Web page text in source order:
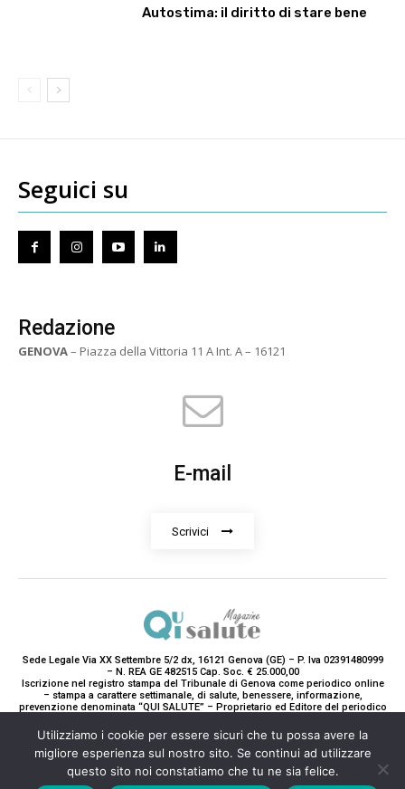
Autostima: il diritto di stare bene
Seguici su
Redazione
GENOVA– Piazza della Vittoria 11 A Int. A – 16121
E-mail
Scrivici
Sede Legale Via XX Settembre 5/2 dx, 16121 Genova (GE) – P. Iva 02391480999
– N. REA GE 482515 Cap. Soc. € 25.000,00
Iscrizione nel registro stampa del Tribunale di Genova come periodico online
– stampa a carattere settimanale, di salute, benessere, informazione,
prevenzione denominata “QUI SALUTE” – Proprietario ed Editore del periodico
Paola Gavarone. (Iscrizione registro stampa R.V. 5663/2020 Reg. Stampa
N.14/2020 Cron. 890/2020).
2020-2025© Teddy Luxury SRL
Utilizziamo i cookie per essere sicuri che tu possa avere la
migliore esperienza sul nostro sito. Se continui ad utilizzare
questo sito noi constatiamo che tu ne sia felice.